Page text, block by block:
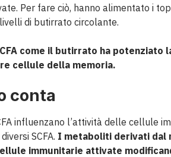
Per fare ciò, hanno alimentato i
di butirrato circolante.
come il butirrato ha
cellule della memoria.
conta
influenzano l’attività delle cellule
SCFA. I metaboliti derivati dal
immunitarie attivate